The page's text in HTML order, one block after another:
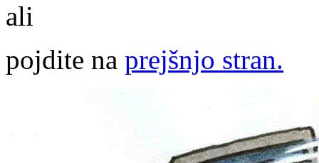
ali
pojdite na prejšnjo stran.